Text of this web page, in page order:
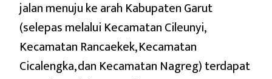
jalan menuju ke arah Kabupaten Garut
(selepas melalui Kecamatan Cileunyi,
Kecamatan Rancaekek, Kecamatan
Cicalengka, dan Kecamatan Nagreg) terdapat